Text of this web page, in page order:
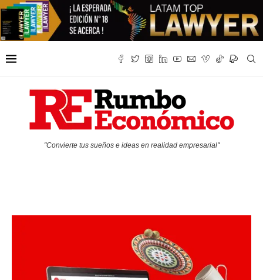
"Convierte tus sueños e ideas en realidad empresarial"